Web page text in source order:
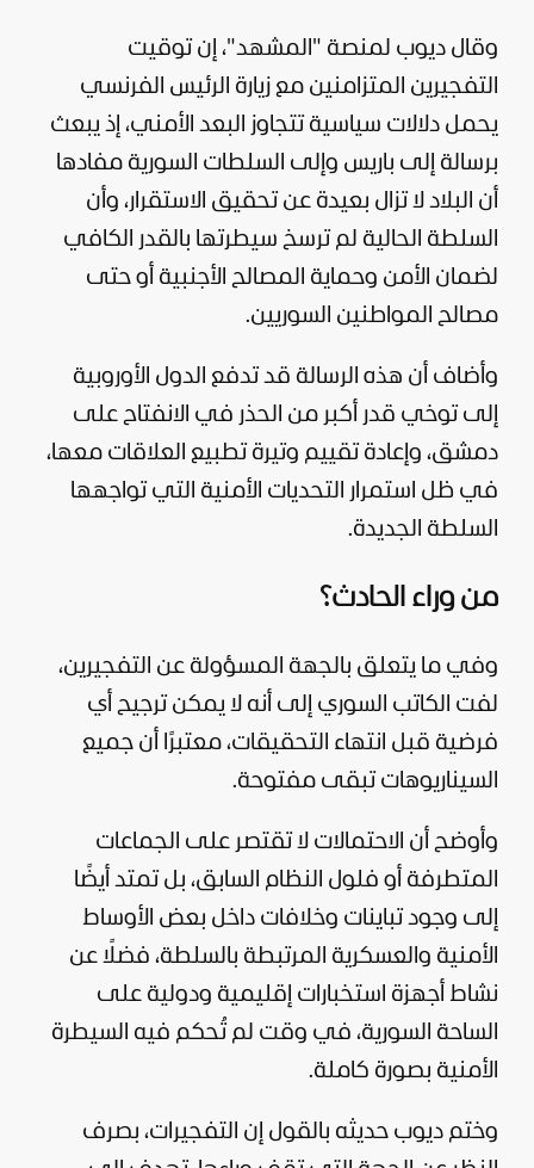
وقال ديوب لمنصة "المشهد"، إن توقيت
التفجيرين المتزامنين مع زيارة الرئيس الفرنسي
يحمل دلالات سياسية تتجاوز البعد الأمني، إذ يبعث
برسالة إلى باريس وإلى السلطات السورية مفادها
أن البلاد لا تزال بعيدة عن تحقيق الاستقرار، وأن
السلطة الحالية لم ترسخ سيطرتها بالقدر الكافي
لضمان الأمن وحماية المصالح الأجنبية أو حتى
مصالح المواطنين السوريين.
وأضاف أن هذه الرسالة قد تدفع الدول الأوروبية
إلى توخي قدر أكبر من الحذر في الانفتاح على
دمشق، وإعادة تقييم وتيرة تطبيع العلاقات معها،
في ظل استمرار التحديات الأمنية التي تواجهها
السلطة الجديدة.
من وراء الحادث؟
وفي ما يتعلق بالجهة المسؤولة عن التفجيرين،
لفت الكاتب السوري إلى أنه لا يمكن ترجيح أي
فرضية قبل انتهاء التحقيقات، معتبرًا أن جميع
السيناريوهات تبقى مفتوحة.
وأوضح أن الاحتمالات لا تقتصر على الجماعات
المتطرفة أو فلول النظام السابق، بل تمتد أيضًا
إلى وجود تباينات وخلافات داخل بعض الأوساط
الأمنية والعسكرية المرتبطة بالسلطة، فضلًا عن
نشاط أجهزة استخبارات إقليمية ودولية على
الساحة السورية، في وقت لم تُحكم فيه السيطرة
الأمنية بصورة كاملة.
وختم ديوب حديثه بالقول إن التفجيرات، بصرف